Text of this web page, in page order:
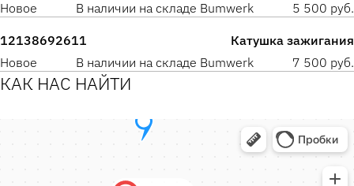
Новое
В наличии на складе Bumwerk 5 500 руб.
12138692611
Катушка зажигания
Новое
В наличии на складе Bumwerk 7 500 руб.
КАК НАС НАЙТИ